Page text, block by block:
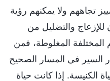
تجاههم ولا يمكنهم رؤية
والتضليل من
المغلوطة، فمن
السير في المسار الصحيح
الكنيسة. إذا كانت حياة